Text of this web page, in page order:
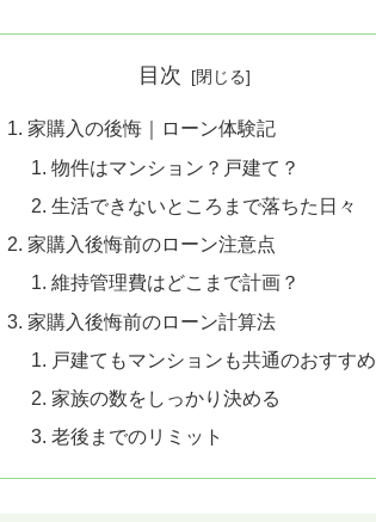
目次
家購入の後悔｜ローン体験記
物件はマンション？戸建て？
生活できないところまで落ちた日々
家購入後悔前のローン注意点
維持管理費はどこまで計画？
家購入後悔前のローン計算法
戸建てもマンションも共通のおすすめ
家族の数をしっかり決める
老後までのリミット